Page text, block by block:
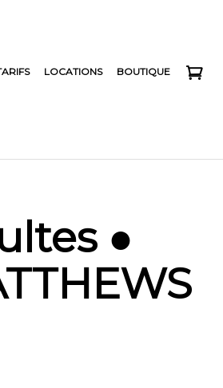
LOCATIONS BOUTIQUE
●